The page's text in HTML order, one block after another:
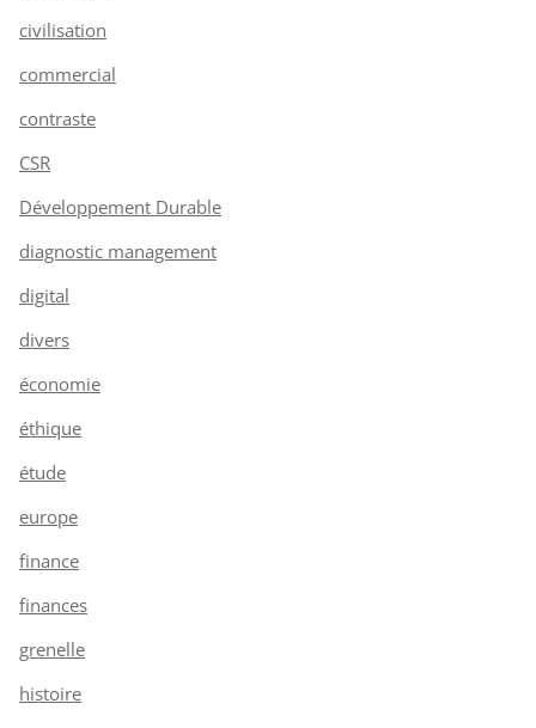
civilisation
commercial
contraste
CSR
Développement Durable
diagnostic management
digital
divers
économie
éthique
étude
europe
finance
finances
grenelle
histoire